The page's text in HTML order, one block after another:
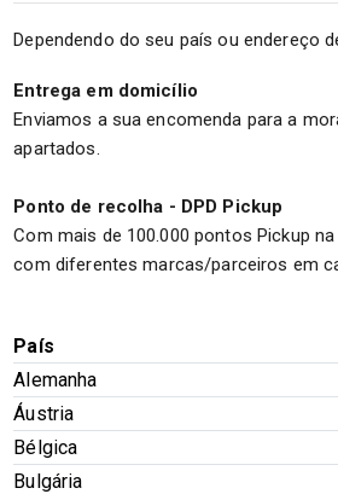
Dependendo do seu país ou endereço
Entrega em domicílio
Enviamos a sua encomenda para a
apartados.
Ponto de recolha - DPD Pickup
Com mais de 100.000 pontos Pickup
com diferentes marcas/parceiros em
País
Alemanha
Áustria
Bélgica
Bulgária